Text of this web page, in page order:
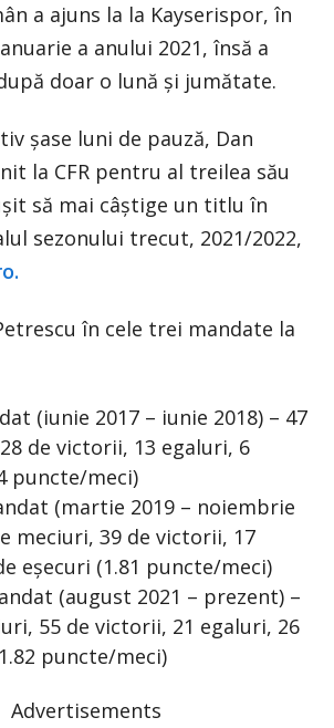
a ajuns la la Kayserispor, în
a anului 2021, însă a
doar o lună și jumătate.
șase luni de pauză, Dan
la CFR pentru al treilea său
să mai câștige un titlu în
sezonului trecut, 2021/2022,
în cele trei mandate la
(iunie 2017 – iunie 2018) – 47
de victorii, 13 egaluri, 6
puncte/meci)
(martie 2019 – noiembrie
meciuri, 39 de victorii, 17
eșecuri (1.81 puncte/meci)
(august 2021 – prezent) –
55 de victorii, 21 egaluri, 26
puncte/meci)
Advertisements